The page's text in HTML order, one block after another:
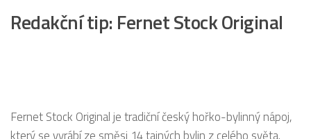
Redakční tip: Fernet Stock Original
Fernet Stock Original je tradiční český hořko-bylinný nápoj,
který se vyrábí ze směsi 14 tajných bylin z celého světa.